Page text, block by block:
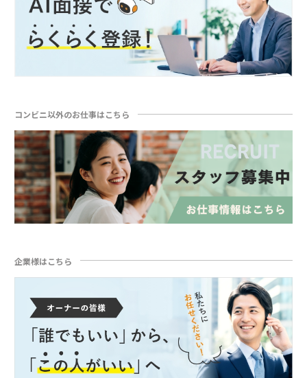
コンビニ以外のお仕事はこちら
企業様はこちら